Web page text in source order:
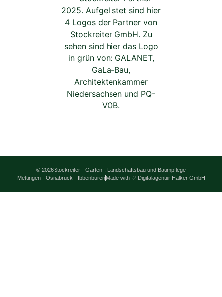
© 2026Stockreiter - Garten-, Landschaftsbau und Baumpflege
Mettingen - Osnabrück - Ibbenbüren Made with ♡ Digitalagentur Hälker GmbH